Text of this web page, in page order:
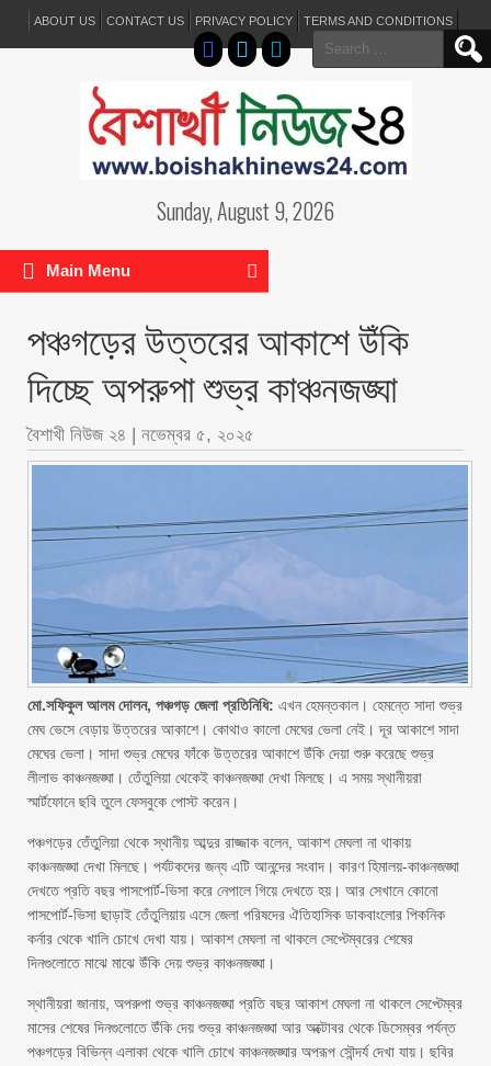
ABOUT US CONTACT US PRIVACY POLICY TERMS AND CONDITIONS
Search
for:
Sunday, August 9, 2026
Main Menu
পঞ্চগড়ের উত্তরের আকাশে উঁকি
দিচ্ছে অপরুপা শুভ্র কাঞ্চনজঙ্ঘা
বৈশাখী নিউজ ২৪ | নভেম্বর ৫, ২০২৫
মো.সফিকুল আলম দোলন, পঞ্চগড় জেলা প্রতিনিধি: এখন হেমন্তকাল। হেমন্তে সাদা শুভ্র
মেঘ ভেসে বেড়ায় উত্তরের আকাশে। কোথাও কালো মেঘের ভেলা নেই। দূর আকাশে সাদা
মেঘের ভেলা। সাদা শুভ্র মেঘের ফাঁকে উত্তরের আকাশে উঁকি দেয়া শুরু করেছে শুভ্র
লীলাভ কাঞ্চনজঙ্ঘা। তেঁতুলিয়া থেকেই কাঞ্চনজঙ্ঘা দেখা মিলছে। এ সময় স্থানীয়রা
স্মার্টফোনে ছবি তুলে ফেসবুকে পোস্ট করেন।
পঞ্চগড়ের তেঁতুলিয়া থেকে স্থানীয় আব্দুর রাজ্জাক বলেন, আকাশ মেঘলা না থাকায়
কাঞ্চনজঙ্ঘা দেখা মিলছে। পর্যটকদের জন্য এটি আনন্দের সংবাদ। কারণ হিমালয়-কাঞ্চনজঙ্ঘা
দেখতে প্রতি বছর পাসপোর্ট-ভিসা করে নেপালে গিয়ে দেখতে হয়। আর সেখানে কোনো
পাসপোর্ট-ভিসা ছাড়াই তেঁতুলিয়ায় এসে জেলা পরিষদের ঐতিহাসিক ডাকবাংলোর পিকনিক
কর্নার থেকে খালি চোখে দেখা যায়। আকাশ মেঘলা না থাকলে সেপ্টেম্বরের শেষের
দিনগুলোতে মাঝে মাঝে উঁকি দেয় শুভ্র কাঞ্চনজঙ্ঘা।
স্থানীয়রা জানায়, অপরুপা শুভ্র কাঞ্চনজঙ্ঘা প্রতি বছর আকাশ মেঘলা না থাকলে সেপ্টেম্বর
মাসের শেষের দিনগুলোতে উঁকি দেয় শুভ্র কাঞ্চনজঙ্ঘা আর অক্টোবর থেকে ডিসেম্বর পর্যন্ত
পঞ্চগড়ের বিভিন্ন এলাকা থেকে খালি চোখে কাঞ্চনজঙ্ঘার অপরূপ সৌন্দর্য দেখা যায়। ছবির